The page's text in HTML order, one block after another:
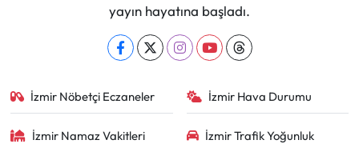
yayın hayatına başladı.
İzmir Nöbetçi Eczaneler İzmir Hava Durumu
İzmir Namaz Vakitleri
İzmir Trafik Yoğunluk